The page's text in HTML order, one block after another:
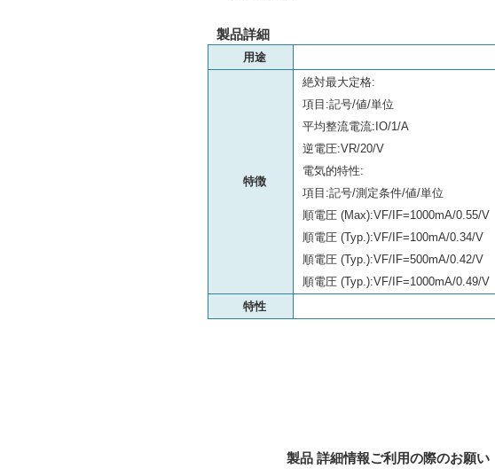
製品詳細
用途
特徴
絶対最大定格:
項目:記号/値/単位
平均整流電流:IO/1/A
逆電圧:VR/20/V
電気的特性:
項目:記号/測定条件/値/単位
順電圧 (Max):VF/IF=1000mA/0.55/V
順電圧 (Typ.):VF/IF=100mA/0.34/V
順電圧 (Typ.):VF/IF=500mA/0.42/V
順電圧 (Typ.):VF/IF=1000mA/0.49/V
特性
製品 詳細情報ご利用の際のお願い